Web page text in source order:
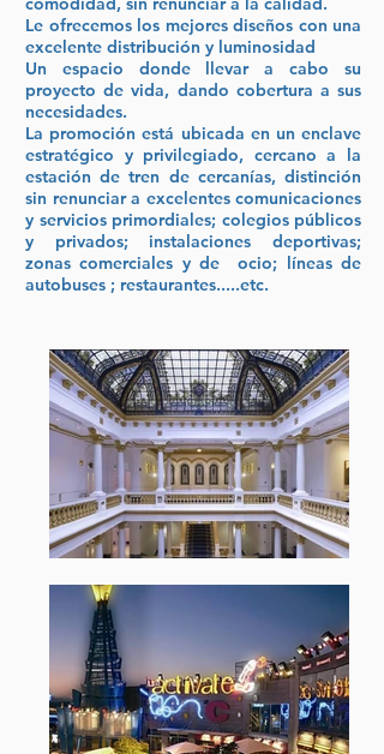
Le ofrecemos los mejores diseños con una
excelente distribución y luminosidad
Un espacio donde llevar a cabo su
proyecto de vida, dando cobertura a sus
necesidades.
La promoción está ubicada en un enclave
estratégico y privilegiado, cercano a la
estación de tren de cercanías, distinción
sin renunciar a excelentes comunicaciones
y servicios primordiales; colegios públicos
y privados; instalaciones deportivas;
zonas comerciales y de ocio; líneas de
autobuses ; restaurantes.....etc.